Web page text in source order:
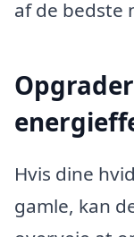
af de bedste
Hvis dine
gamle, kan